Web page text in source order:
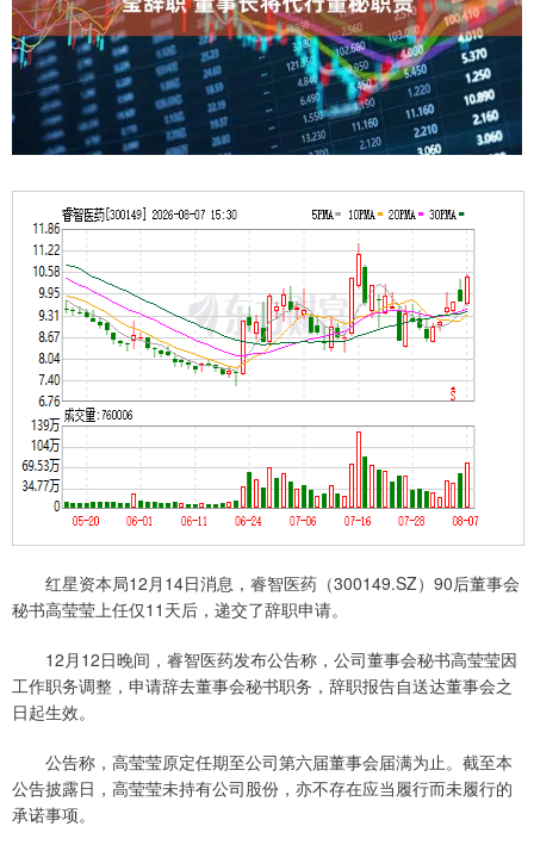
红星资本局12月14日消息，睿智医药（300149.SZ）90后董事会
秘书高莹莹上任仅11天后，递交了辞职申请。
12月12日晚间，睿智医药发布公告称，公司董事会秘书高莹莹因
工作职务调整，申请辞去董事会秘书职务，辞职报告自送达董事会之
日起生效。
公告称，高莹莹原定任期至公司第六届董事会届满为止。截至本
公告披露日，高莹莹未持有公司股份，亦不存在应当履行而未履行的
承诺事项。